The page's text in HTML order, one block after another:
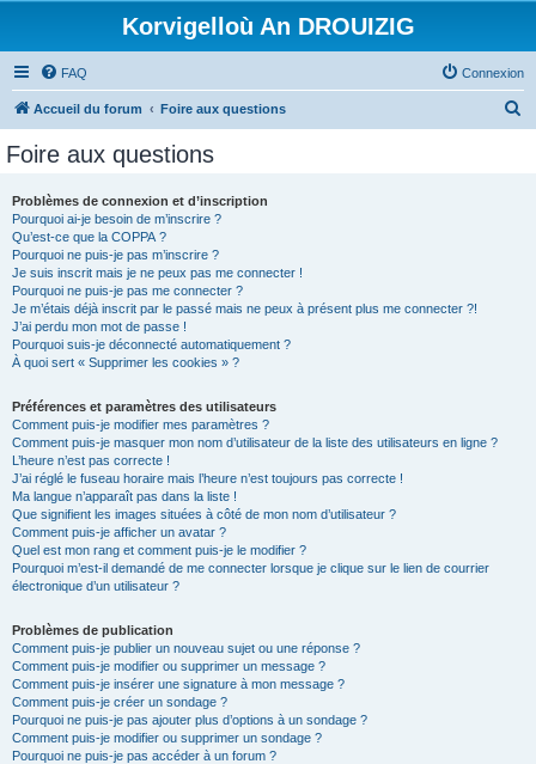
Korvigelloù An DROUIZIG
FAQ Connexion
Accueil du forum Foire aux questions
Foire aux questions
Problèmes de connexion et d’inscription
Pourquoi ai-je besoin de m’inscrire ?
Qu’est-ce que la COPPA ?
Pourquoi ne puis-je pas m’inscrire ?
Je suis inscrit mais je ne peux pas me connecter !
Pourquoi ne puis-je pas me connecter ?
Je m’étais déjà inscrit par le passé mais ne peux à présent plus me connecter ?!
J’ai perdu mon mot de passe !
Pourquoi suis-je déconnecté automatiquement ?
À quoi sert « Supprimer les cookies » ?
Préférences et paramètres des utilisateurs
Comment puis-je modifier mes paramètres ?
Comment puis-je masquer mon nom d’utilisateur de la liste des utilisateurs en ligne ?
L’heure n’est pas correcte !
J’ai réglé le fuseau horaire mais l’heure n’est toujours pas correcte !
Ma langue n’apparaît pas dans la liste !
Que signifient les images situées à côté de mon nom d’utilisateur ?
Comment puis-je afficher un avatar ?
Quel est mon rang et comment puis-je le modifier ?
Pourquoi m’est-il demandé de me connecter lorsque je clique sur le lien de courrier
électronique d’un utilisateur ?
Problèmes de publication
Comment puis-je publier un nouveau sujet ou une réponse ?
Comment puis-je modifier ou supprimer un message ?
Comment puis-je insérer une signature à mon message ?
Comment puis-je créer un sondage ?
Pourquoi ne puis-je pas ajouter plus d’options à un sondage ?
Comment puis-je modifier ou supprimer un sondage ?
Pourquoi ne puis-je pas accéder à un forum ?